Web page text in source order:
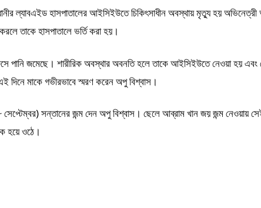
ল্যাবএইড হাসপাতালের আইসিইউতে চিকিৎসাধীন অবস্থায় মৃত্যু হয় অভিনেত্রী
তাকে হাসপাতালে ভর্তি করা হয়।
পানি জমেছে। শারীরিক অবস্থার অবনতি হলে তাকে আইসিইউতে নেওয়া হয় এবং
মাকে গভীরভাবে স্মরণ করেন অপু বিশ্বাস।
সন্তানের জন্ম দেন অপু বিশ্বাস। ছেলে আব্রাম খান জয় জন্ম নেওয়ায়
হয়ে ওঠে।